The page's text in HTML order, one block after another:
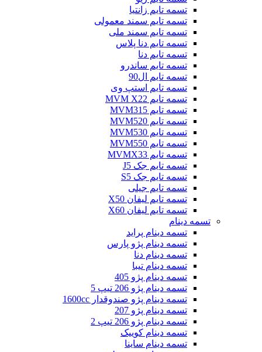
تسمه تایم زانتیا
تسمه تایم سمند معمولی
تسمه تایم سمند ملی
تسمه تایم دنا پلاس
تسمه تایم دنا
تسمه تایم ساندرو
تسمه تایم ال90
تسمه تایم استپ وی
تسمه تایم MVM X22
تسمه تایم MVM315
تسمه تایم MVM520
تسمه تایم MVM530
تسمه تایم MVM550
تسمه تایم MVMX33
تسمه تایم جک J5
تسمه تایم جک S5
تسمه تایم جیلی
تسمه تایم لیفان X50
تسمه تایم لیفان X60
تسمه دینام
تسمه دینام پراید
تسمه دینام پژو پارس
تسمه دینام دنا
تسمه دینام تیبا
تسمه دینام پژو 405
تسمه دینام پژو 206 تیپ 5
تسمه دینام پژو صندوقدار 1600cc
تسمه دینام پژو 207
تسمه دینام پژو 206 تیپ 2
تسمه دینام کوییک
تسمه دینام ساینا